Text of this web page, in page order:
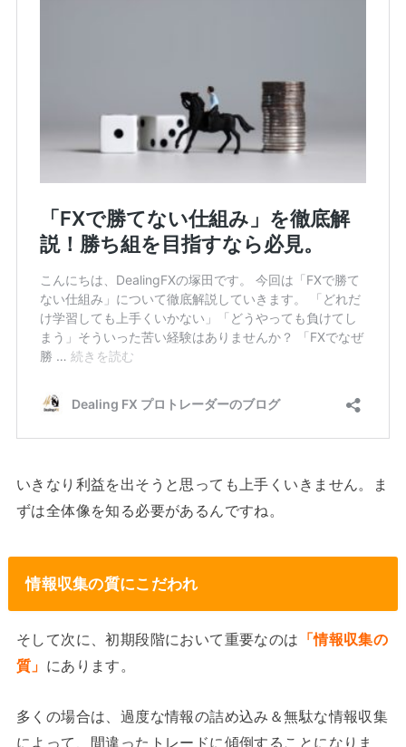
いきなり利益を出そうと思っても上手くいきません。ま
ずは全体像を知る必要があるんですね。
情報収集の質にこだわれ
そして次に、初期段階において重要なのは 「情報収集の
質」 にあります。
多くの場合は、過度な情報の詰め込み＆無駄な情報収集
によって、間違ったトレードに傾倒することになりま